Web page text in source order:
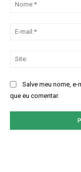
Salve meu nome,
que eu comentar.